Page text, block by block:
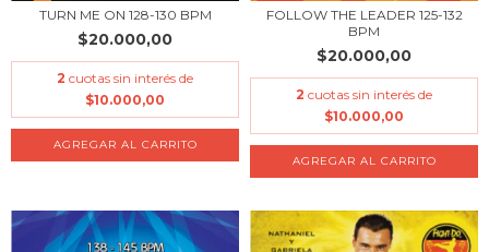
TURN ME ON 128-130 BPM
$20.000,00
2 cuotas sin interés de
$10.000,00
FOLLOW THE LEADER 125-132
BPM
$20.000,00
2 cuotas sin interés de
$10.000,00